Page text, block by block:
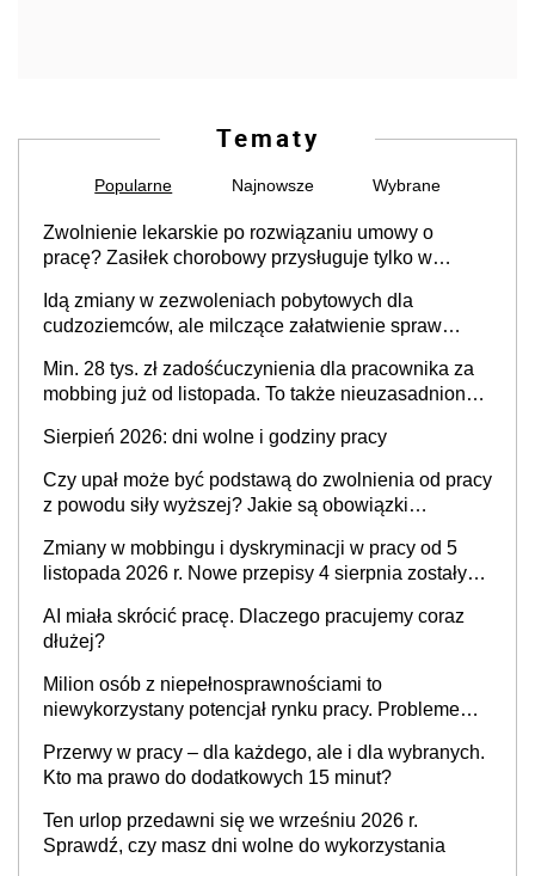
Tematy
Popularne Najnowsze Wybrane
Zwolnienie lekarskie po rozwiązaniu umowy o
pracę? Zasiłek chorobowy przysługuje tylko w
stosunku pracy
Idą zmiany w zezwoleniach pobytowych dla
cudzoziemców, ale milczące załatwienie spraw
Min. 28 tys. zł zadośćuczynienia dla pracownika za
mobbing już od listopada. To także nieuzasadniona
Sierpień 2026: dni wolne i godziny pracy
Czy upał może być podstawą do zwolnienia od pracy
z powodu siły wyższej? Jakie są obowiązki
Zmiany w mobbingu i dyskryminacji w pracy od 5
listopada 2026 r. Nowe przepisy 4 sierpnia zostały
AI miała skrócić pracę. Dlaczego pracujemy coraz
dłużej?
Milion osób z niepełnosprawnościami to
niewykorzystany potencjał rynku pracy. Problemem
refundacji, ale bariery po stronie systemu i
świadomości pracodawców [WYWIAD]
Przerwy w pracy – dla każdego, ale i dla wybranych.
Kto ma prawo do dodatkowych 15 minut?
Ten urlop przedawni się we wrześniu 2026 r.
Sprawdź, czy masz dni wolne do wykorzystania